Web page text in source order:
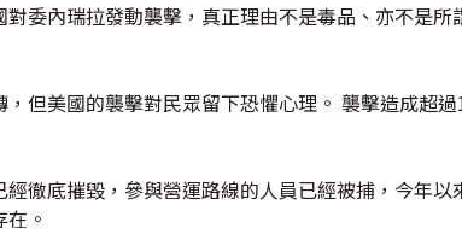
委內瑞拉發動襲擊，真正理由不是毒品、亦不是所
但美國的襲擊對民眾留下恐懼心理。 襲擊造成超
徹底摧毀，參與營運路線的人員已經被捕，今年
。